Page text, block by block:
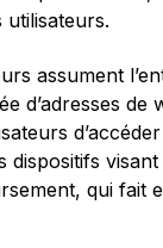
assument
d’adresses
dispositifs
qui fait